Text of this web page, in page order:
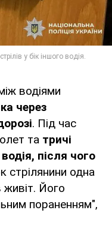
водіями
через
. Під час
та тричі
після чого
стрілянини одна
живіт. Його
пораненням",